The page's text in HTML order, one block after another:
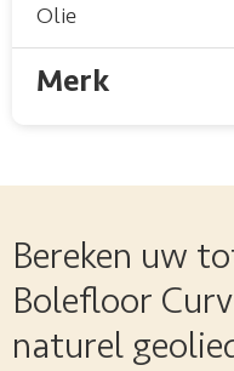
Olie
Merk
Bereken uw
Bolefloor
naturel